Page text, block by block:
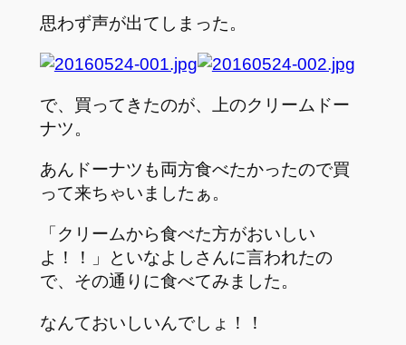
思わず声が出てしまった。
で、買ってきたのが、上のクリームドー
ナツ。
あんドーナツも両方食べたかったので買
って来ちゃいましたぁ。
「クリームから食べた方がおいしい
よ！！」といなよしさんに言われたの
で、その通りに食べてみました。
なんておいしいんでしょ！！